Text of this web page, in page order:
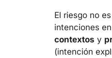
El riesgo no
intenciones
contextos y
(intención